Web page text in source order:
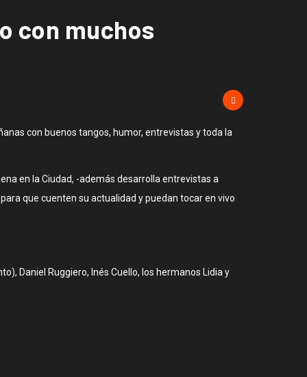
con muchos
con buenos tangos, humor, entrevistas y toda la
en la Ciudad, -además desarrolla entrevistas a
que cuenten su actualidad y puedan tocar en vivo
Daniel Ruggiero, Inés Cuello, los hermanos Lidia y